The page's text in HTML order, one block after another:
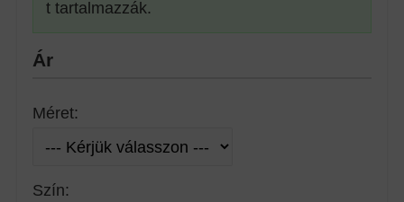
t tartalmazzák.
Ár
Méret:
Szín: